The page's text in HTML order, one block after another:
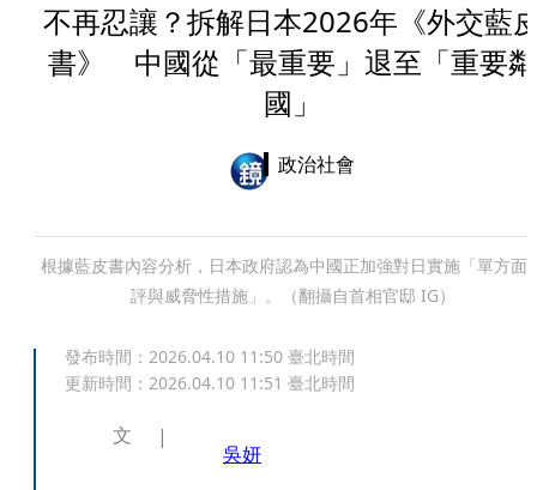
不再忍讓？拆解日本2026年《外交藍
書》 中國從「最重要」退至「重要鄰
國」
政治社會
根據藍皮書內容分析，日本政府認為中國正加強對日實施「單方面
評與威脅性措施」。（翻攝自首相官邸 IG）
發布時間： 2026.04.10 11:50 臺北時間
更新時間： 2026.04.10 11:51 臺北時間
文
吳妍